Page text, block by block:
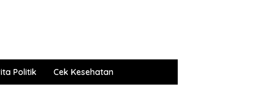
Politik Cek Kesehatan